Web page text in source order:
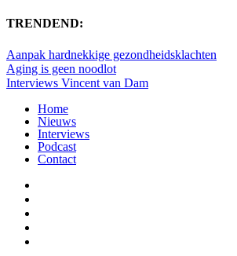
TRENDEND:
Aanpak hardnekkige gezondheidsklachten
Aging is geen noodlot
Interviews Vincent van Dam
Home
Nieuws
Interviews
Podcast
Contact